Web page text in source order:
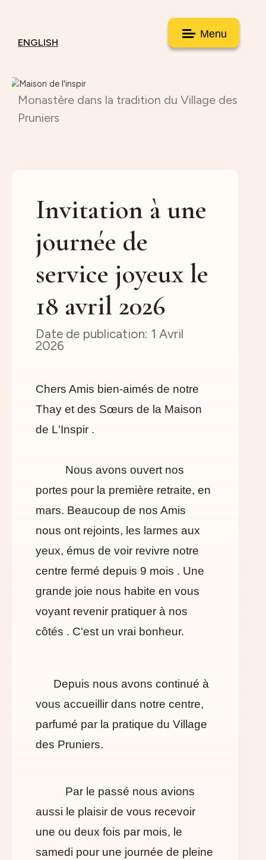
Menu
ENGLISH
Monastère dans la tradition du Village des
Pruniers
Invitation à une
journée de
service joyeux le
18 avril 2026
1 Avril
2026
Chers Amis bien-aimés de notre
Thay et des Sœurs de la Maison
de L'Inspir .
Nous avons ouvert nos
portes pour la première retraite, en
mars. Beaucoup de nos Amis
nous ont rejoints, les larmes aux
yeux, émus de voir revivre notre
centre fermé depuis 9 mois . Une
grande joie nous habite en vous
voyant revenir pratiquer à nos
côtés . C'est un vrai bonheur.
Depuis nous avons continué à
vous accueillir dans notre centre,
parfumé par la pratique du Village
des Pruniers.
Par le passé nous avions
aussi le plaisir de vous recevoir
une ou deux fois par mois, le
samedi pour une journée de pleine